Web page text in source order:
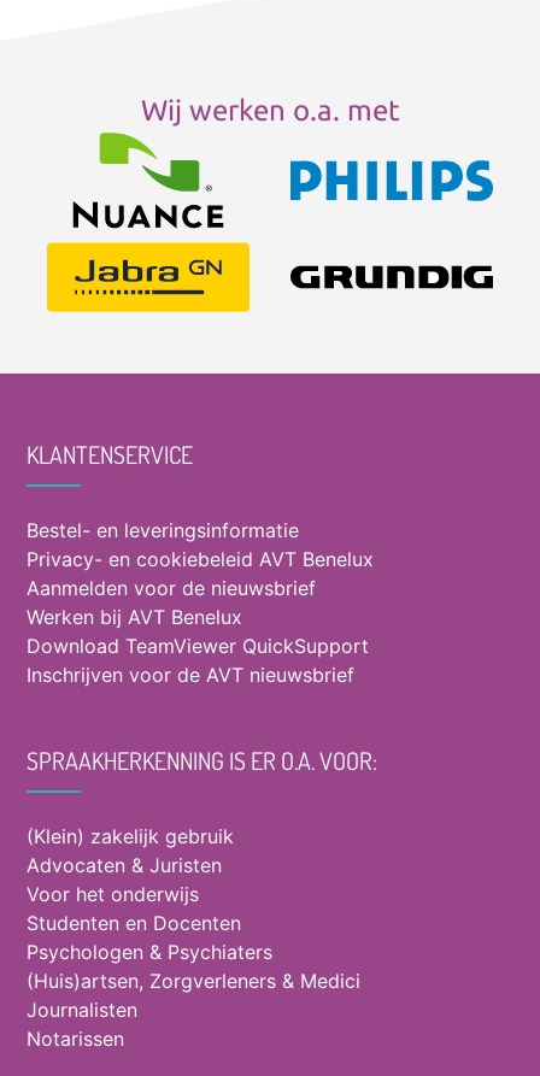
Wij werken o.a. met
KLANTENSERVICE
Bestel- en leveringsinformatie
Privacy- en cookiebeleid AVT Benelux
Aanmelden voor de nieuwsbrief
Werken bij AVT Benelux
Download TeamViewer QuickSupport
Inschrijven voor de AVT nieuwsbrief
SPRAAKHERKENNING IS ER O.A. VOOR:
(Klein) zakelijk gebruik
Advocaten & Juristen
Voor het onderwijs
Studenten en Docenten
Psychologen & Psychiaters
(Huis)artsen, Zorgverleners & Medici
Journalisten
Notarissen